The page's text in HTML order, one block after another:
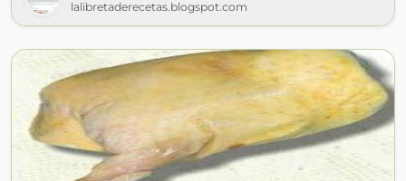
lalibretaderecetas.blogspot.com